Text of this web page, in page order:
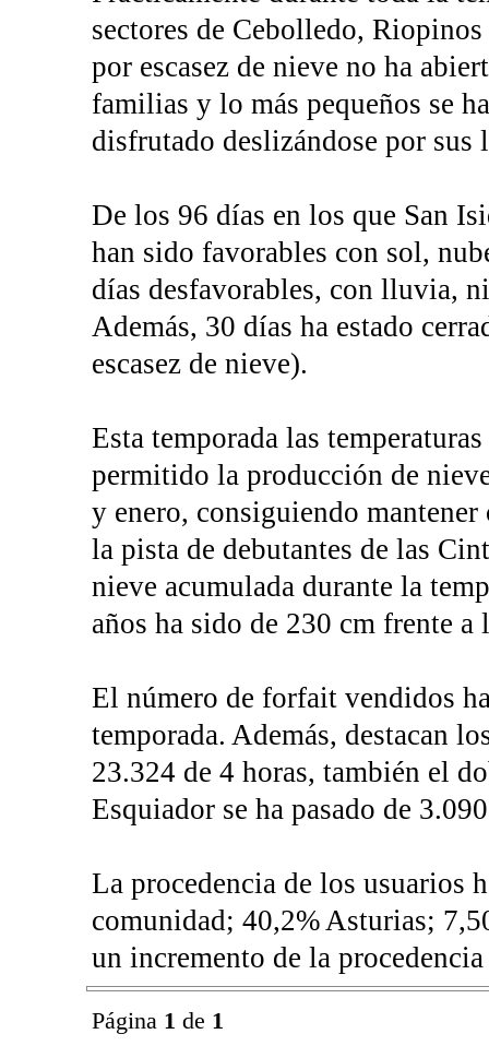
sectores de Cebolledo,
por escasez de nieve no ha
familias y lo más pequeños se
disfrutado deslizándose por sus
De los 96 días en los que San
han sido favorables con sol,
días desfavorables, con lluvia,
Además, 30 días ha estado
escasez de nieve).
Esta temporada las
permitido la producción de
y enero, consiguiendo
la pista de debutantes de las
nieve acumulada durante la
años ha sido de 230 cm frente a
El número de forfait vendidos
temporada. Además, destacan
23.324 de 4 horas, también el
Esquiador se ha pasado de
La procedencia de los usuarios
comunidad; 40,2% Asturias;
un incremento de la
Página 1 de 1